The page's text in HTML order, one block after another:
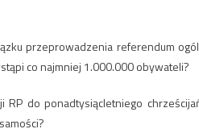
przeprowadzenia referendum
co najmniej 1.000.000 obywateli?
do ponadtysiącletniego